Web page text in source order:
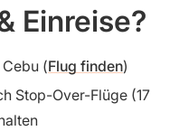
Einreise?
(Flug finden)
Stop-Over-Flüge (17